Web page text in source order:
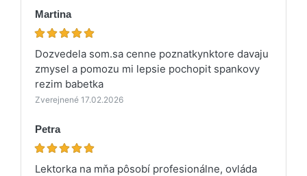
Martina
Dozvedela som.sa cenne poznatkynktore davaju
zmysel a pomozu mi lepsie pochopit spankovy
rezim babetka
Zverejnené 17.02.2026
Petra
Lektorka na mňa pôsobí profesionálne, ovláda